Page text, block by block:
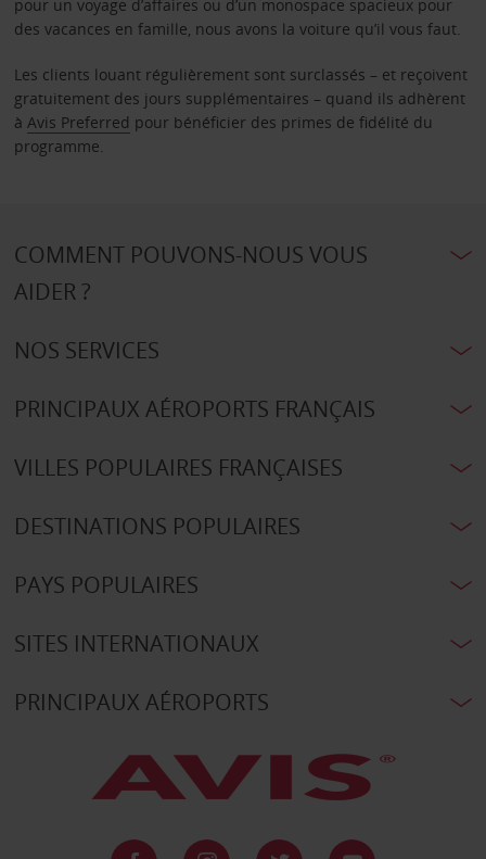
pour un voyage d’affaires ou d’un monospace spacieux pour
des vacances en famille, nous avons la voiture qu’il vous faut.
Les clients louant régulièrement sont surclassés – et reçoivent
gratuitement des jours supplémentaires – quand ils adhèrent
à Avis Preferred pour bénéficier des primes de fidélité du
programme.
COMMENT POUVONS-NOUS VOUS
AIDER ?
NOS SERVICES
PRINCIPAUX AÉROPORTS FRANÇAIS
VILLES POPULAIRES FRANÇAISES
DESTINATIONS POPULAIRES
PAYS POPULAIRES
SITES INTERNATIONAUX
PRINCIPAUX AÉROPORTS